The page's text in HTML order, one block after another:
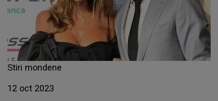
Stiri mondene
12 oct 2023